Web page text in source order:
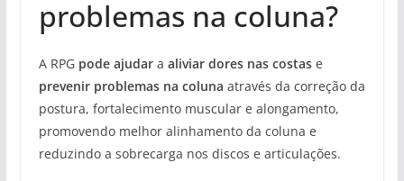
problemas na coluna?
A RPG pode ajudara aliviar dores nas costase
prevenir problemas na coluna através da correção da
postura, fortalecimento muscular e alongamento,
promovendo melhor alinhamento da coluna e
reduzindo a sobrecarga nos discos e articulações.